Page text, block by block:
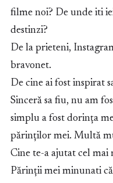
filme noi? De unde iti
destinzi?
De la prieteni,
bravonet.
De cine ai fost inspirat
Sinceră sa fiu, nu am
simplu a fost dorința
părinților mei. Multă
Cine te-a ajutat cel mai
Părinții mei minunati